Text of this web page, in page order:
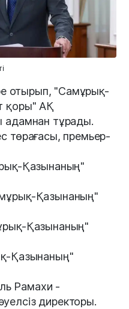
отырып, "Самұрық-
қоры" АҚ
адамнан тұрады.
төрағасы, премьер-
Қазынаның"
Қазынаның"
Қазынаның"
Қазынаның"
Рамахи -
директоры.